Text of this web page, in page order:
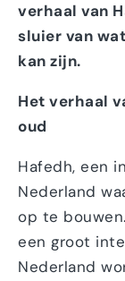
verhaal van
sluier van
kan zijn.
Het verhaal
oud
Hafedh, een
Nederland
op te
een groot
Nederland